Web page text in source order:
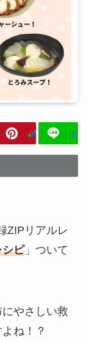
ZIPリアルレ
シピ」ついて
やさしい救
ね！？